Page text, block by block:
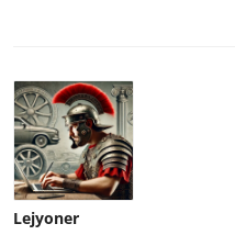
Lejyoner